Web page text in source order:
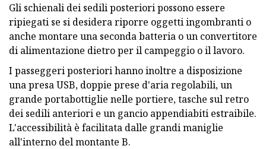
Gli schienali dei sedili posteriori possono essere
ripiegati se si desidera riporre oggetti ingombranti o
anche montare una seconda batteria o un convertitore
di alimentazione dietro per il campeggio o il lavoro.
I passeggeri posteriori hanno inoltre a disposizione
una presa USB, doppie prese d'aria regolabili, un
grande portabottiglie nelle portiere, tasche sul retro
dei sedili anteriori e un gancio appendiabiti estraibile.
L'accessibilità è facilitata dalle grandi maniglie
all'interno del montante B.